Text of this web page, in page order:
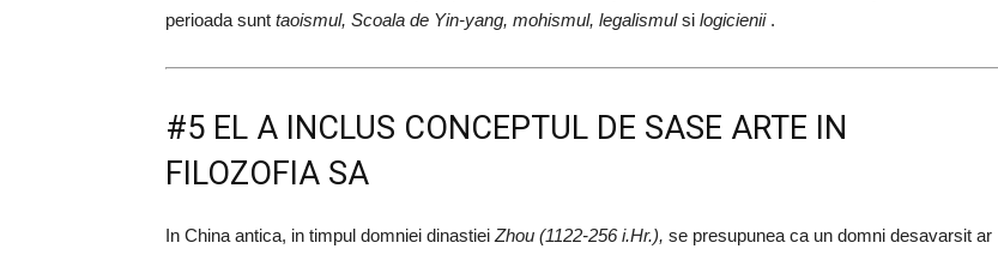
perioada sunt taoismul, Scoala de Yin-yang, mohismul, legalismulsi logicienii.
#5 EL A INCLUS CONCEPTUL DE SASE ARTE IN
FILOZOFIA SA
In China antica, in timpul domniei dinastiei Zhou (1122-256 i.Hr.), se presupunea ca un domni desavarsit ar